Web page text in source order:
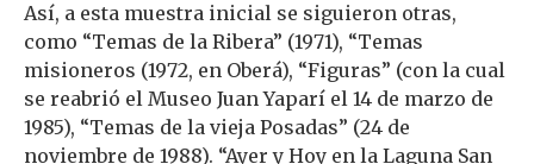
Así, a esta muestra inicial se siguieron otras,
como “Temas de la Ribera” (1971), “Temas
misioneros (1972, en Oberá), “Figuras” (con la cual
se reabrió el Museo Juan Yaparí el 14 de marzo de
1985), “Temas de la vieja Posadas” (24 de
noviembre de 1988). “Ayer y Hoy en la Laguna San